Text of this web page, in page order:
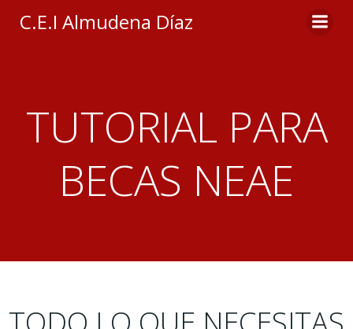
al
C.E.I Almudena Díaz
TUTORIAL PARA
BECAS NEAE